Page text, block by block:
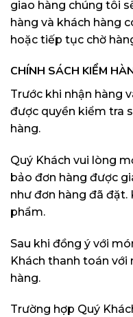
giao hàng chúng tôi
hàng và khách hàng
hoặc tiếp tục chờ
CHÍNH SÁCH KIỂM
Trước khi nhận hàng
được quyền kiểm tra
hàng.
Quý Khách vui lòng
bảo đơn hàng được
như đơn hàng đã
phẩm.
Sau khi đồng ý với
Khách thanh toán với
hàng.
Trường hợp Quý